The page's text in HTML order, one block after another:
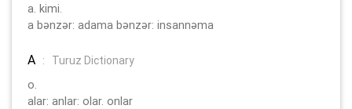
a. kimi.
a bənzər: adama bənzər: insannəma
A :
Turuz Dictionary
o.
alar: anlar: olar. onlar